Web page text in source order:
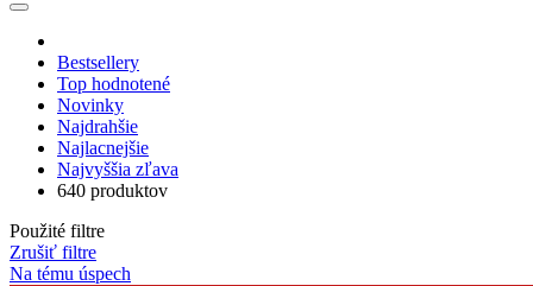
Bestsellery
Top hodnotené
Novinky
Najdrahšie
Najlacnejšie
Najvyššia zľava
640 produktov
Použité filtre
Zrušiť filtre
Na tému úspech